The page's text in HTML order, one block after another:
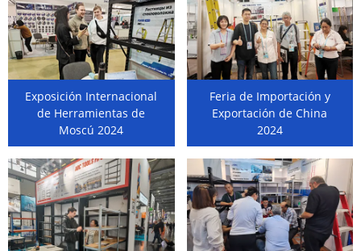
Exposición Internacional
de Herramientas de
Moscú 2024
Feria de Importación y
Exportación de China
2024